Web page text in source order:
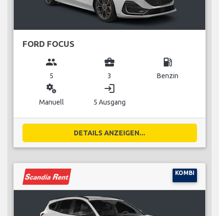
FORD FOCUS
group
5
business_center
3
local_gas_station
Benzin
miscellaneous_services
Manuell
login
5 Ausgang
DETAILS ANZEIGEN...
KOMBI